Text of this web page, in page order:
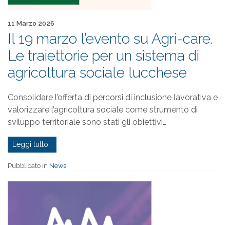
Pubblicato il
11 Marzo 2026
Il 19 marzo l’evento su Agri-care.
Le traiettorie per un sistema di
agricoltura sociale lucchese
Consolidare l’offerta di percorsi di inclusione lavorativa e
valorizzare l’agricoltura sociale come strumento di
sviluppo territoriale sono stati gli obiettivi…
Leggi tutto…
Pubblicato in News